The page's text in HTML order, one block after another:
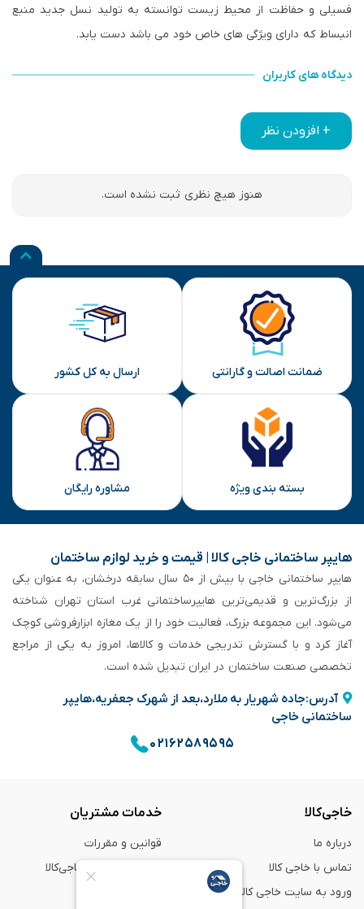
فسیلی و حفاظت از محیط زیست توانسته به تولید نسل جدید منبع
انبساط که دارای ویژگی های خاص خود می باشد دست یابد.
دیدگاه های کاربران
+ افزودن نظر
هنوز هیچ نظری ثبت نشده است.
ضمانت اصالت و گارانتی ارسال به کل کشور
بسته بندی ویژه مشاوره رایگان
هایپر ساختمانی خاجی‌ کالا | قیمت و خرید لوازم ساختمان
هایپر ساختمانی خاجی‌ با بیش از ۵۰ سال سابقه‌ درخشان، به عنوان یکی
از بزرگ‌ترین و قدیمی‌ترین هایپرساختمانی‌ غرب استان تهران شناخته
می‌شود. این مجموعه بزرگ، فعالیت خود را از یک مغازه ابزارفروشی کوچک
آغاز کرد و با گسترش تدریجی خدمات و کالاها، امروز به یکی از مراجع
تخصصی صنعت ساختمان در ایران تبدیل شده است.
آدرس:جاده شهریار به ملارد،بعد از شهرک جعفریه،هایپر
ساختمانی خاجی
۰۲۱۶۲۵۸۹۵۹۵
خاجی‌کالا
درباره ما
تماس با خاجی کالا
ورود به سایت خاجی‌ کالا
خدمات مشتریان
قوانین و مقررات
راهنمای خرید از خاجی‌کالا